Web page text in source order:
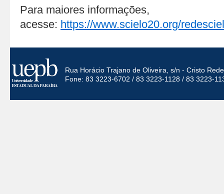
Para maiores informações,
acesse: https://www.scielo20.org/
Rua Horácio Trajano de Oliveira, s/n - Cristo
Fone: 83 3223-6702 / 83 3223-1128 / 83 3223-